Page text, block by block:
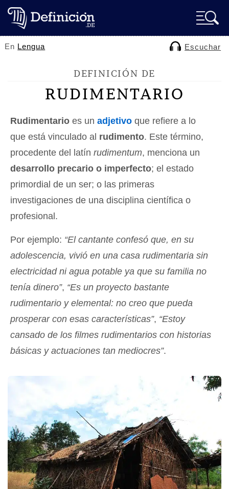
En Lengua Escuchar
DEFINICIÓN DE
RUDIMENTARIO
Rudimentario es un adjetivo que refiere a lo
que está vinculado al rudimento. Este término,
procedente del latín rudimentum, menciona un
desarrollo precario o imperfecto; el estado
primordial de un ser; o las primeras
investigaciones de una disciplina científica o
profesional.
Por ejemplo: “El cantante confesó que, en su
adolescencia, vivió en una casa rudimentaria sin
electricidad ni agua potable ya que su familia no
tenía dinero”, “Es un proyecto bastante
rudimentario y elemental: no creo que pueda
prosperar con esas características”, “Estoy
cansado de los filmes rudimentarios con historias
básicas y actuaciones tan mediocres”.